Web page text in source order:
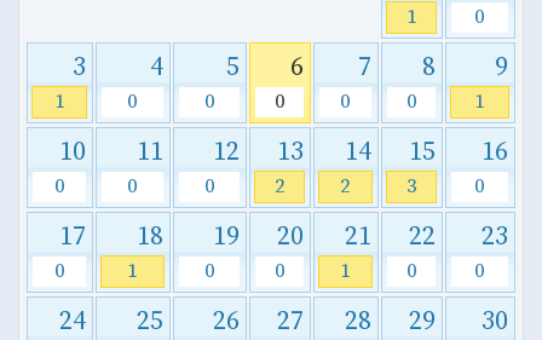
1 0
3
1
4
0
5
0
6
0
7
0
8
0
9
1
10
0
11
0
12
0
13
2
14
2
15
3
16
0
17
0
18
1
19
0
20
0
21
1
22
0
23
0
24 25 26 27 28 29 30